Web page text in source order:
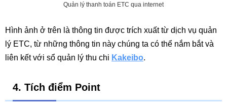
Quản lý thanh toán ETC qua internet
Hình ảnh ở trên là thông tin được trích xuất từ dịch vụ quản
lý ETC, từ những thông tin này chúng ta có thể nắm bắt và
liên kết với sổ quản lý thu chi Kakeibo.
4. Tích điểm Point